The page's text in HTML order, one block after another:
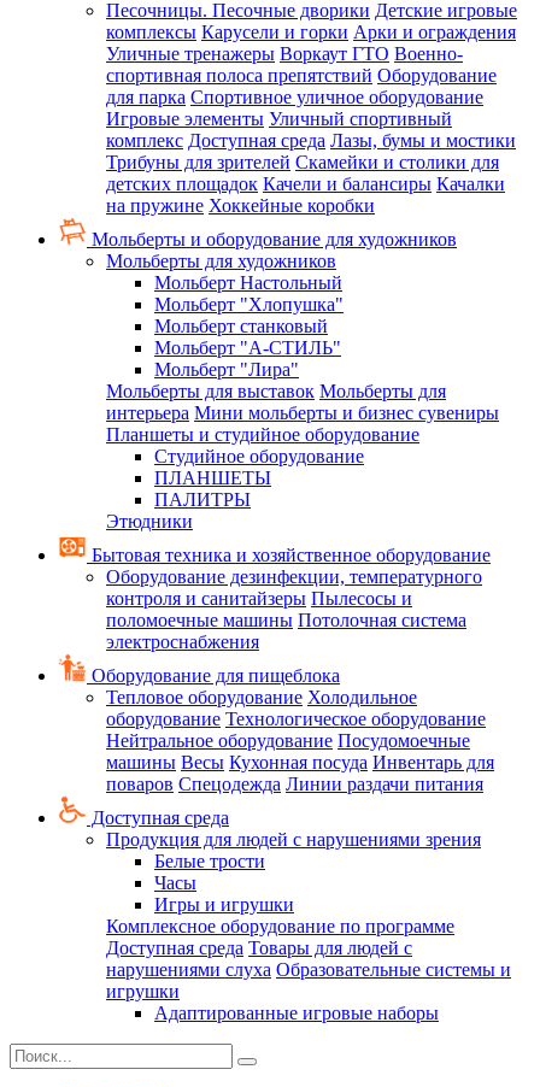
Песочницы. Песочные дворики Детские игровые
комплексы Карусели и горки Арки и ограждения
Уличные тренажеры Воркаут ГТО Военно-
спортивная полоса препятствий Оборудование
для парка Спортивное уличное оборудование
Игровые элементы Уличный спортивный
комплекс Доступная среда Лазы, бумы и мостики
Трибуны для зрителей Скамейки и столики для
детских площадок Качели и балансиры Качалки
на пружине Хоккейные коробки
Мольберты и оборудование для художников
Мольберты для художников
Мольберт Настольный
Мольберт "Хлопушка"
Мольберт станковый
Мольберт "А-СТИЛЬ"
Мольберт "Лира"
Мольберты для выставок Мольберты для
интерьера Мини мольберты и бизнес сувениры
Планшеты и студийное оборудование
Студийное оборудование
ПЛАНШЕТЫ
ПАЛИТРЫ
Этюдники
Бытовая техника и хозяйственное оборудование
Оборудование дезинфекции, температурного
контроля и санитайзеры Пылесосы и
поломоечные машины Потолочная система
электроснабжения
Оборудование для пищеблока
Тепловое оборудование Холодильное
оборудование Технологическое оборудование
Нейтральное оборудование Посудомоечные
машины Весы Кухонная посуда Инвентарь для
поваров Спецодежда Линии раздачи питания
Доступная среда
Продукция для людей с нарушениями зрения
Белые трости
Часы
Игры и игрушки
Комплексное оборудование по программе
Доступная среда Товары для людей с
нарушениями слуха Образовательные системы и
игрушки
Адаптированные игровые наборы